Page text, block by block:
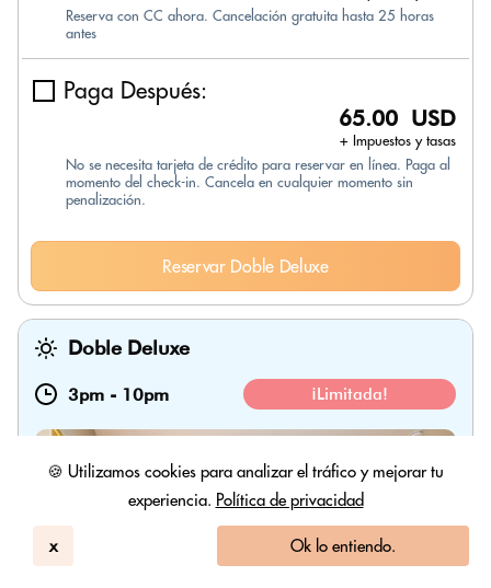
🍪 Utilizamos cookies para analizar el tráfico y mejorar tu
experiencia. Política de privacidad
x Ok lo entiendo.
Reserva con CC ahora. Cancelación gratuita hasta 25 horas
antes
Paga Después:
65.00 USD
+ Impuestos y tasas
No se necesita tarjeta de crédito para reservar en línea. Paga al
momento del check-in. Cancela en cualquier momento sin
penalización.
Reservar Doble Deluxe
Doble Deluxe
3pm - 10pm ¡Limitada!